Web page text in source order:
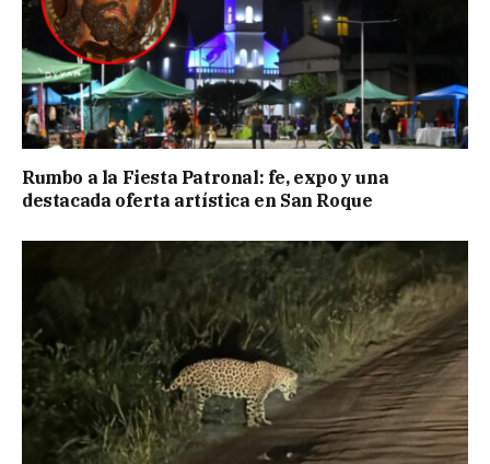
Rumbo a la Fiesta Patronal: fe, expo y una
destacada oferta artística en San Roque